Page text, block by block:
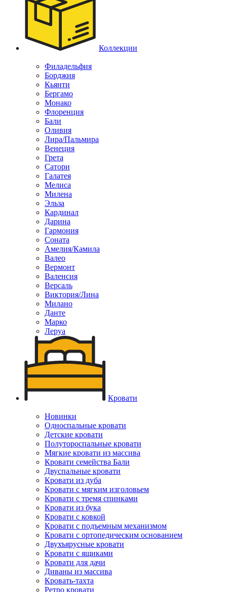
Коллекции
Филадельфия
Борджия
Кьянти
Бергамо
Монако
Флоренция
Бали
Оливия
Лира/Пальмира
Венеция
Грета
Сатори
Галатея
Мелиса
Милена
Эльза
Кардинал
Дарина
Гармония
Соната
Амелия/Камила
Валео
Вермонт
Валенсия
Версаль
Виктория/Лина
Милано
Данте
Марко
Леруа
Кровати
Новинки
Односпальные кровати
Детские кровати
Полутороспальные кровати
Мягкие кровати из массива
Кровати семейства Бали
Двуспальные кровати
Кровати из дуба
Кровати с мягким изголовьем
Кровати с тремя спинками
Кровати из бука
Кровати с ковкой
Кровати с подъемным механизмом
Кровати с ортопедическим основанием
Двухъярусные кровати
Кровати с ящиками
Кровати для дачи
Диваны из массива
Кровать-тахта
Ретро кровати